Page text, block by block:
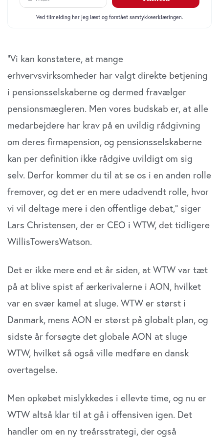
”Vi kan konstatere, at mange
erhvervsvirksomheder har valgt direkte betjening
i pensionsselskaberne og dermed fravælger
pensionsmægleren. Men vores budskab er, at alle
medarbejdere har krav på en uvildig rådgivning
om deres firmapension, og pensionsselskaberne
kan per definition ikke rådgive uvildigt om sig
selv. Derfor kommer du til at se os i en anden rolle
fremover, og det er en mere udadvendt rolle, hvor
vi vil deltage mere i den offentlige debat,” siger
Lars Christensen, der er CEO i WTW, det tidligere
WillisTowersWatson.
Det er ikke mere end et år siden, at WTW var tæt
på at blive spist af ærkerivalerne i AON, hvilket
var en svær kamel at sluge. WTW er størst i
Danmark, mens AON er størst på globalt plan, og
sidste år forsøgte det globale AON at sluge
WTW, hvilket så også ville medføre en dansk
overtagelse.
Men opkøbet mislykkedes i ellevte time, og nu er
WTW altså klar til at gå i offensiven igen. Det
handler om en ny treårsstrategi, der også